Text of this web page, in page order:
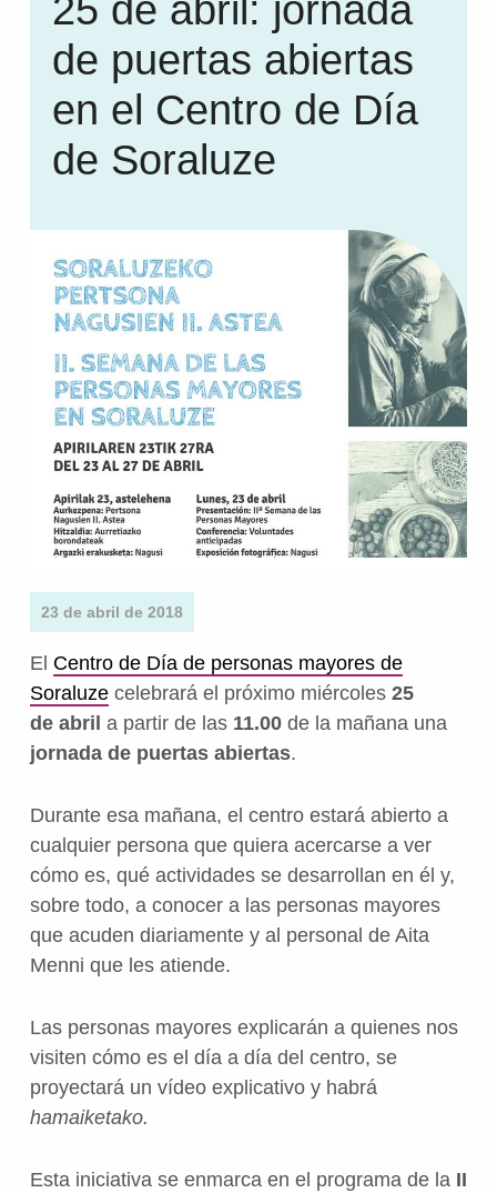
25 de abril: jornada
de puertas abiertas
en el Centro de Día
de Soraluze
23 de abril de 2018
El Centro de Día de personas mayores de
Soraluzecelebrará el próximo miércoles 25
de abril a partir de las 11.00de la mañana una
jornada de puertas abiertas.
Durante esa mañana, el centro estará abierto a
cualquier persona que quiera acercarse a ver
cómo es, qué actividades se desarrollan en él y,
sobre todo, a conocer a las personas mayores
que acuden diariamente y al personal de Aita
Menni que les atiende.
Las personas mayores explicarán a quienes nos
visiten cómo es el día a día del centro, se
proyectará un vídeo explicativo y habrá
hamaiketako.
Esta iniciativa se enmarca en el programa de la II